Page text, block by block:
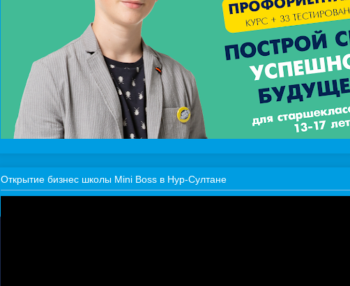
Открытие бизнес школы Mini Boss в Нур-Султане